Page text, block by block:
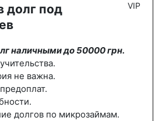
долг под
наличными до 50000 грн.
не важна.
долгов по микрозаймам.
VIP